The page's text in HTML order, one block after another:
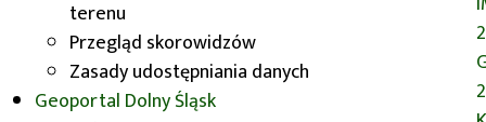
terenu
Przegląd skorowidzów
Zasady udostępniania danych
Geoportal Dolny Śląsk